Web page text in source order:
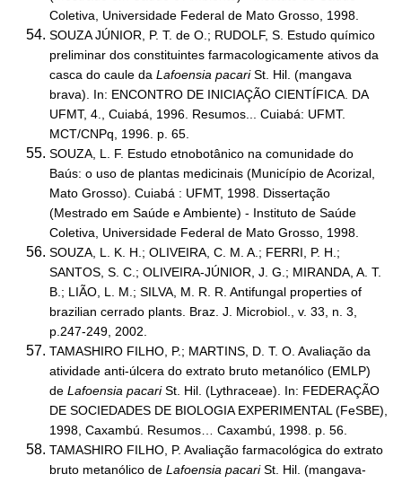
Coletiva, Universidade Federal de Mato Grosso, 1998.
SOUZA JÚNIOR, P. T. de O.; RUDOLF, S. Estudo químico
preliminar dos constituintes farmacologicamente ativos da
casca do caule da Lafoensia pacariSt. Hil. (mangava
brava). In: ENCONTRO DE INICIAÇÃO CIENTÍFICA. DA
UFMT, 4., Cuiabá, 1996. Resumos... Cuiabá: UFMT.
MCT/CNPq, 1996. p. 65.
SOUZA, L. F. Estudo etnobotânico na comunidade do
Baús: o uso de plantas medicinais (Município de Acorizal,
Mato Grosso). Cuiabá : UFMT, 1998. Dissertação
(Mestrado em Saúde e Ambiente) - Instituto de Saúde
Coletiva, Universidade Federal de Mato Grosso, 1998.
SOUZA, L. K. H.; OLIVEIRA, C. M. A.; FERRI, P. H.;
SANTOS, S. C.; OLIVEIRA-JÚNIOR, J. G.; MIRANDA, A. T.
B.; LIÃO, L. M.; SILVA, M. R. R. Antifungal properties of
brazilian cerrado plants. Braz. J. Microbiol., v. 33, n. 3,
p.247-249, 2002.
TAMASHIRO FILHO, P.; MARTINS, D. T. O. Avaliação da
atividade anti-úlcera do extrato bruto metanólico (EMLP)
de Lafoensia pacariSt. Hil. (Lythraceae). In: FEDERAÇÃO
DE SOCIEDADES DE BIOLOGIA EXPERIMENTAL (FeSBE),
1998, Caxambú. Resumos… Caxambú, 1998. p. 56.
TAMASHIRO FILHO, P. Avaliação farmacológica do extrato
bruto metanólico de Lafoensia pacariSt. Hil. (mangava-